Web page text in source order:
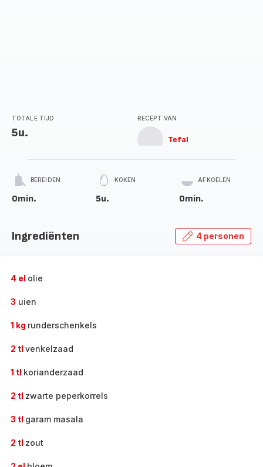
TOTALE TIJD
5u.
RECEPT VAN
Tefal
BEREIDEN
0min.
KOKEN
5u.
AFKOELEN
0min.
Ingrediënten 4 personen
4 el olie
3 uien
1 kg runderschenkels
2 tl venkelzaad
1 tl korianderzaad
2 tl zwarte peperkorrels
3 tl garam masala
2 tl zout